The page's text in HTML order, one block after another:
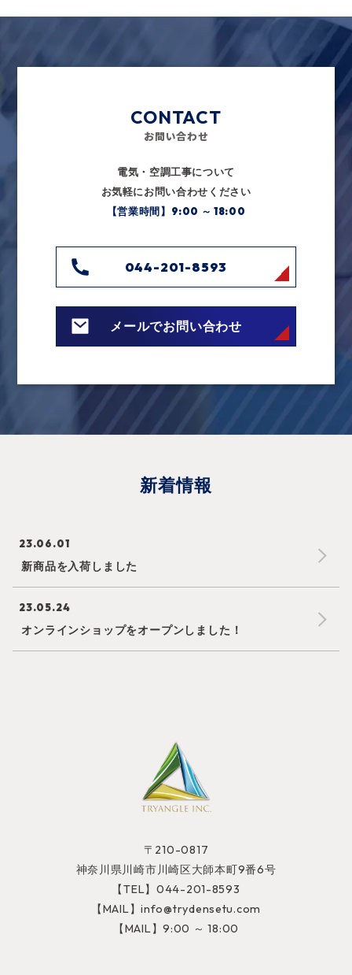
CONTACT
電気・空調工事について
お気軽にお問い合わせください
【営業時間】9:00 ～ 18:00
044-201-8593
メールでお問い合わせ
新着情報
23.06.01
新商品を入荷しました
23.05.24
オンラインショップをオープンしました！
〒210-0817
神奈川県川崎市川崎区大師本町9番6号
【TEL】044-201-8593
【MAIL】info@trydensetu.com
【MAIL】9:00 ～ 18:00